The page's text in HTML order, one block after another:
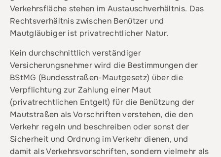
Verkehrsfläche stehen im Austauschverhältnis. Das
Rechtsverhältnis zwischen Benützer und
Mautgläubiger ist privatrechtlicher Natur.
Kein durchschnittlich verständiger
Versicherungsnehmer wird die Bestimmungen der
BStMG (Bundesstraßen-Mautgesetz) über die
Verpflichtung zur Zahlung einer Maut
(privatrechtlichen Entgelt) für die Benützung der
Mautstraßen als Vorschriften verstehen, die den
Verkehr regeln und beschreiben oder sonst der
Sicherheit und Ordnung im Verkehr dienen, und
damit als Verkehrsvorschriften, sondern vielmehr als